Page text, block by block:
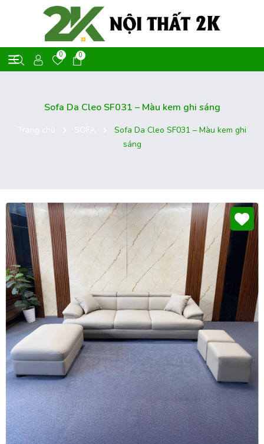
0 0
Sofa Da Cleo SF031 – Màu kem ghi sáng
Sofa Da Cleo SF031 – Màu kem ghi
sáng